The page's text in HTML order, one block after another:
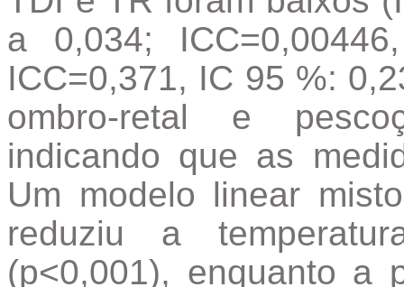
a 0,034;
ICC=0,371, IC 95 %:
ombro-retal e
indicando que as
Um modelo linear
reduziu a
(p<0,001), enquanto a